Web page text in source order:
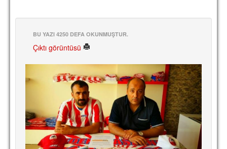
YÖNETİM KURULU
PERSONEL
SPONSORLAR
TARİHÇE
BU YAZI 4250 DEFA OKUNMUŞTUR.
Çıktı görüntüsü